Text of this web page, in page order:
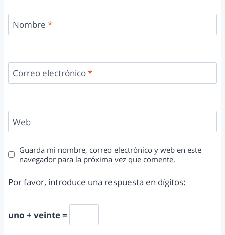
Nombre *
Correo electrónico*
Web
Guarda mi nombre, correo electrónico y web en este
navegador para la próxima vez que comente.
Por favor, introduce una respuesta en dígitos:
uno + veinte =